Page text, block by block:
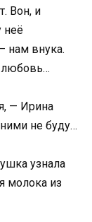
Вон, и
неё
нам внука.
любовь…
— Ирина
не буду…
узнала
молока из